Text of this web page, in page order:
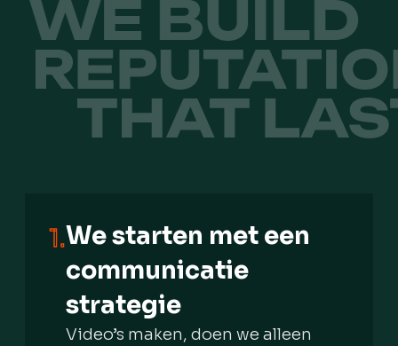
1.We starten met een
communicatie
strategie
Video’s maken, doen we alleen